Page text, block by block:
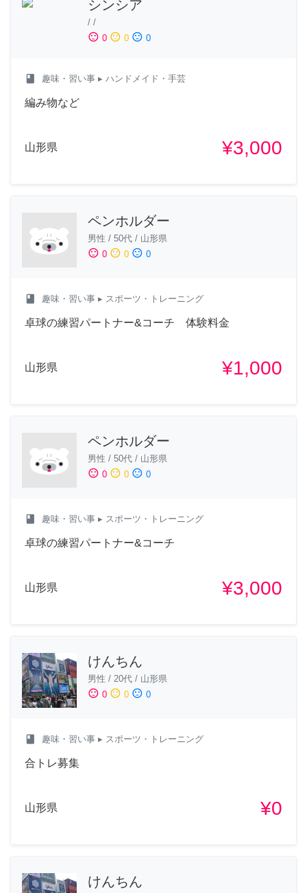
シンシア
/ /
sentiment_satisfied 0 sentiment_neutral 0 sentiment_dissatisfied 0
class 趣味・習い事 ▸ ハンドメイド・手芸
編み物など
山形県 ¥3,000
ペンホルダー
男性 / 50代 / 山形県
sentiment_satisfied 0 sentiment_neutral 0 sentiment_dissatisfied 0
class 趣味・習い事 ▸ スポーツ・トレーニング
卓球の練習パートナー&コーチ 体験料金
山形県 ¥1,000
ペンホルダー
男性 / 50代 / 山形県
sentiment_satisfied 0 sentiment_neutral 0 sentiment_dissatisfied 0
class 趣味・習い事 ▸ スポーツ・トレーニング
卓球の練習パートナー&コーチ
山形県 ¥3,000
けんちん
男性 / 20代 / 山形県
sentiment_satisfied 0 sentiment_neutral 0 sentiment_dissatisfied 0
class 趣味・習い事 ▸ スポーツ・トレーニング
合トレ募集
山形県 ¥0
けんちん